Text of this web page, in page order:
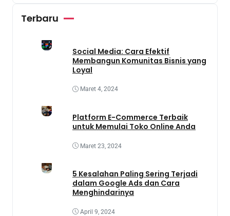
Terbaru
Social Media: Cara Efektif
Membangun Komunitas Bisnis yang
Loyal
Maret 4, 2024
Platform E-Commerce Terbaik
untuk Memulai Toko Online Anda
Maret 23, 2024
5 Kesalahan Paling Sering Terjadi
dalam Google Ads dan Cara
Menghindarinya
April 9, 2024